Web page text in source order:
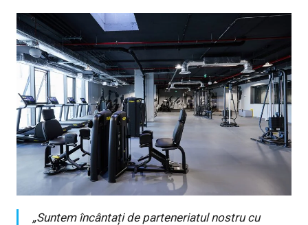
„Suntem încântați de parteneriatul nostru cu